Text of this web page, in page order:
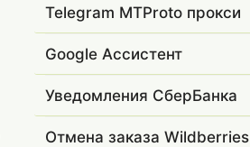
Telegram MTProto прокси
Google Ассистент
Уведомления СберБанка
Отмена заказа Wildberries